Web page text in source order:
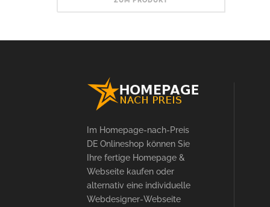
Im Homepage-nach-Preis
DE Onlineshop können Sie
Ihre fertige Homepage &
Webseite kaufen oder
alternativ eine individuelle
Webdesigner-Webseite